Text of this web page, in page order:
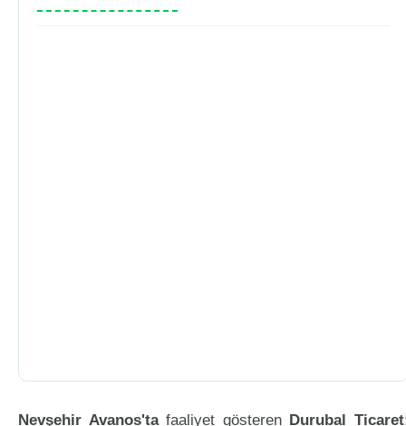
Nevşehir Avanos'tafaaliyet gösteren Durubal Ticaret